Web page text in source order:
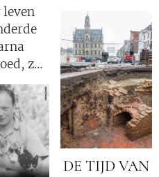
leven
ze
maken
leed
Roemenië?
[aflevering 125]
DE TIJD VAN